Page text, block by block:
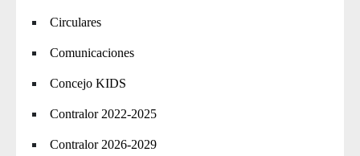
Circulares
Comunicaciones
Concejo KIDS
Contralor 2022-2025
Contralor 2026-2029